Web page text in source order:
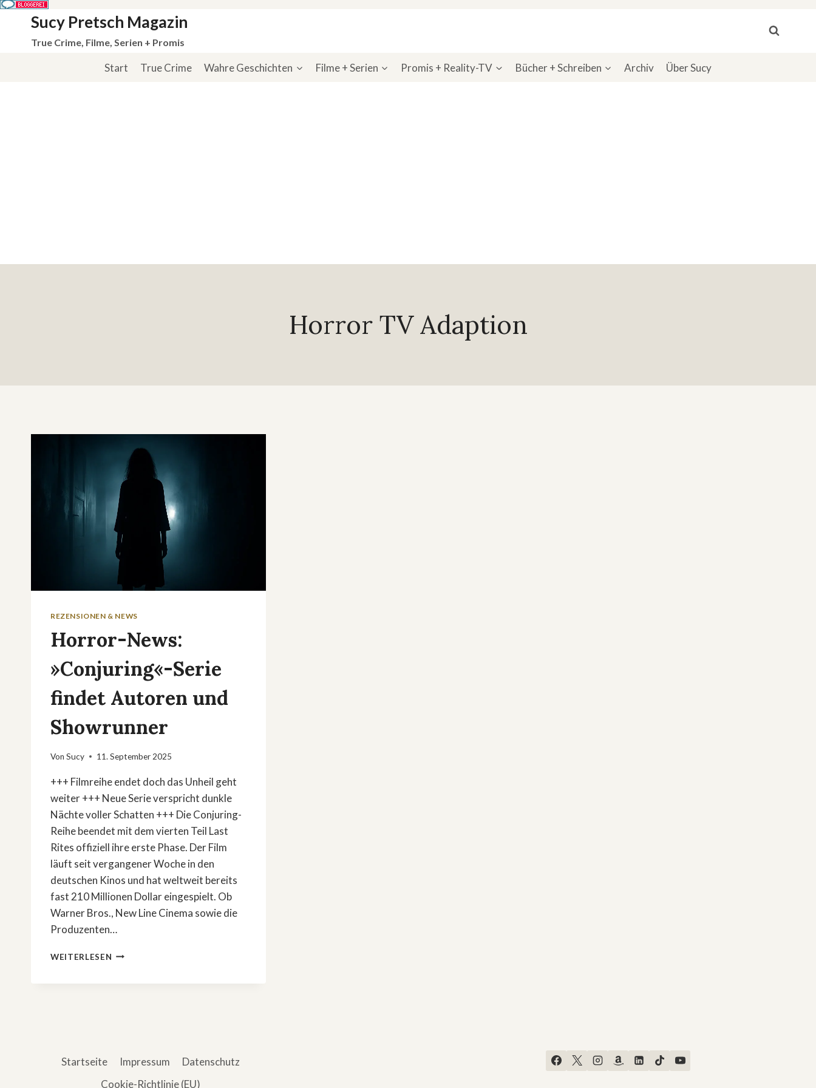
springen
Sucy Pretsch Magazin
True Crime, Filme, Serien + Promis
Start True Crime Wahre Geschichten Filme + Serien Promis + Reality-TV Bücher + Schreiben Archiv Über Sucy
Horror TV Adaption
REZENSIONEN & NEWS
Horror-News:
»Conjuring«-Serie
findet Autoren und
Showrunner
Von Sucy 11. September 2025
+++ Filmreihe endet doch das Unheil geht
weiter +++ Neue Serie verspricht dunkle
Nächte voller Schatten +++ Die Conjuring-
Reihe beendet mit dem vierten Teil Last
Rites offiziell ihre erste Phase. Der Film
läuft seit vergangener Woche in den
deutschen Kinos und hat weltweit bereits
fast 210 Millionen Dollar eingespielt. Ob
Warner Bros., New Line Cinema sowie die
Produzenten…
WEITERLESEN HORROR-
Startseite Impressum
Datenschutz
Cookie-Richtlinie (EU)